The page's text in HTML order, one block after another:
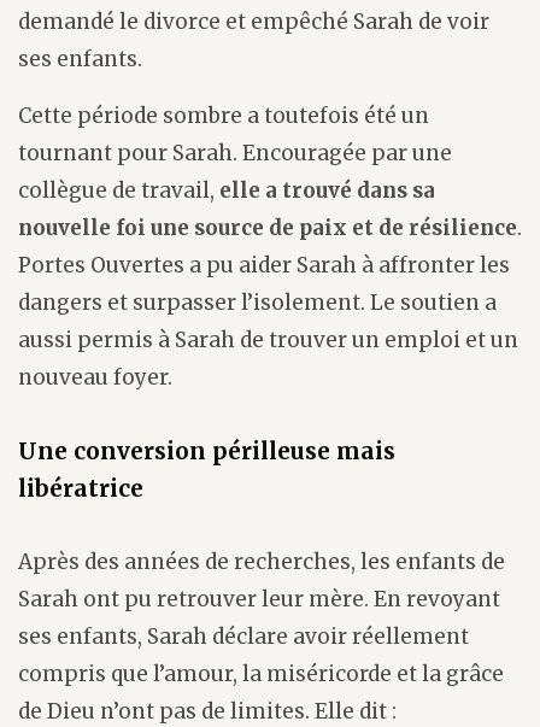
demandé le divorce et empêché Sarah de voir
ses enfants.
Cette période sombre a toutefois été un
tournant pour Sarah. Encouragée par une
collègue de travail, elle a trouvé dans sa
nouvelle foi une source de paix et de résilience.
Portes Ouvertes a pu aider Sarah à affronter les
dangers et surpasser l’isolement. Le soutien a
aussi permis à Sarah de trouver un emploi et un
nouveau foyer.
Une conversion périlleuse mais
libératrice
Après des années de recherches, les enfants de
Sarah ont pu retrouver leur mère. En revoyant
ses enfants, Sarah déclare avoir réellement
compris que l’amour, la miséricorde et la grâce
de Dieu n’ont pas de limites. Elle dit :